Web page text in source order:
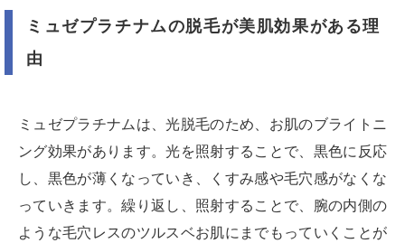
ミュゼプラチナムの脱毛が美肌効果がある理
由
ミュゼプラチナムは、光脱毛のため、お肌のブライトニ
ング効果があります。光を照射することで、黒色に反応
し、黒色が薄くなっていき、くすみ感や毛穴感がなくな
っていきます。繰り返し、照射することで、腕の内側の
ような毛穴レスのツルスベお肌にまでもっていくことが